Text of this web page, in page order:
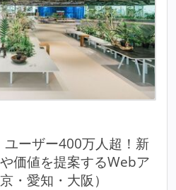
ユーザー400万人超！新
価値を提案するWebア
・愛知・大阪）